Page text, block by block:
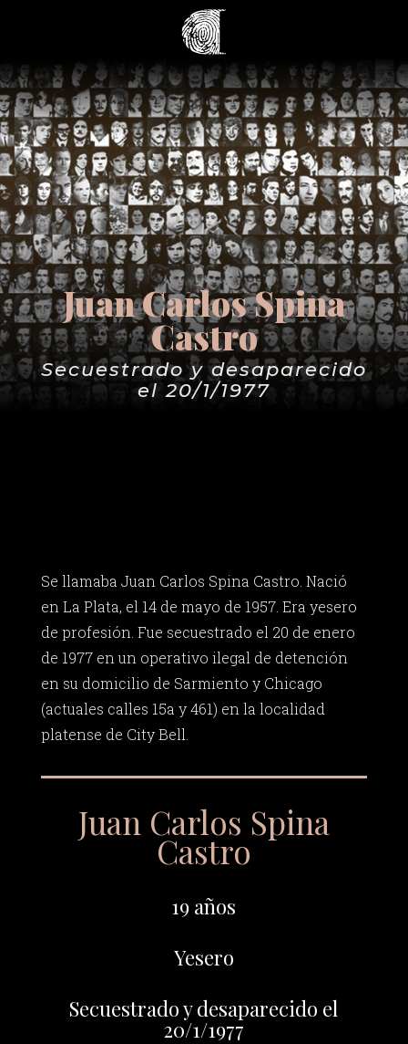
Juan Carlos Spina
Castro
Secuestrado y desaparecido
el 20/1/1977
Se llamaba Juan Carlos Spina Castro. Nació
en La Plata, el 14 de mayo de 1957. Era yesero
de profesión. Fue secuestrado el 20 de enero
de 1977 en un operativo ilegal de detención
en su domicilio de Sarmiento y Chicago
(actuales calles 15a y 461) en la localidad
platense de City Bell.
Juan Carlos Spina
Castro
19 años
Yesero
Secuestrado y desaparecido el
20/1/1977